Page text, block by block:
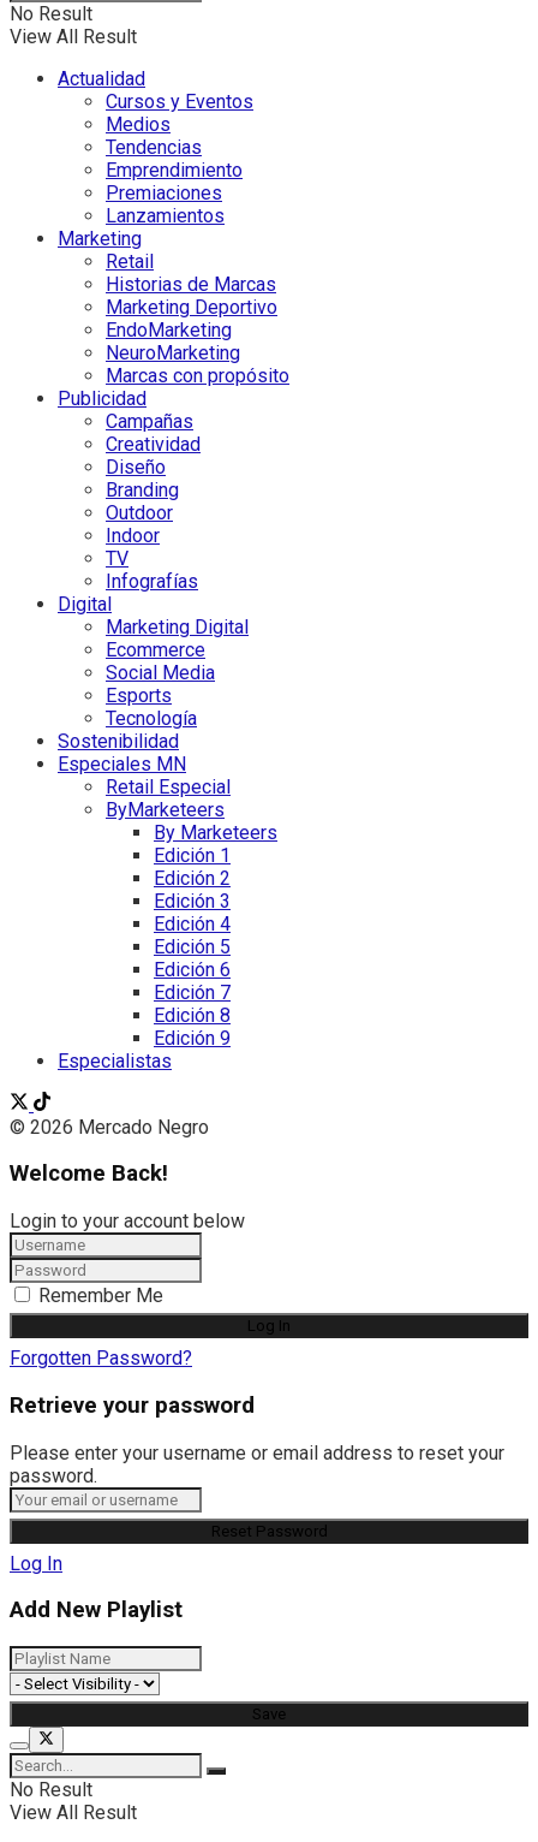
No Result
View All Result
Actualidad
Cursos y Eventos
Medios
Tendencias
Emprendimiento
Premiaciones
Lanzamientos
Marketing
Retail
Historias de Marcas
Marketing Deportivo
EndoMarketing
NeuroMarketing
Marcas con propósito
Publicidad
Campañas
Creatividad
Diseño
Branding
Outdoor
Indoor
TV
Infografías
Digital
Marketing Digital
Ecommerce
Social Media
Esports
Tecnología
Sostenibilidad
Especiales MN
Retail Especial
ByMarketeers
By Marketeers
Edición 1
Edición 2
Edición 3
Edición 4
Edición 5
Edición 6
Edición 7
Edición 8
Edición 9
Especialistas
© 2026 Mercado Negro
Welcome Back!
Login to your account below
Remember Me
Forgotten Password?
Retrieve your password
Please enter your username or email address to reset your
password.
Log In
Add New Playlist
No Result
View All Result